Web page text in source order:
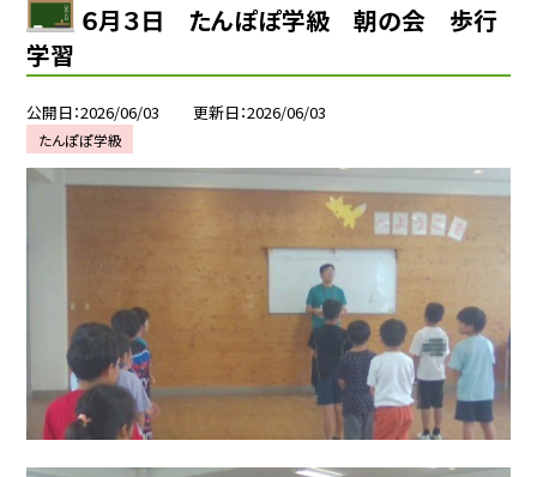
６月３日 たんぽぽ学級 朝の会 歩行
学習
公開日 2026/06/03 更新日 2026/06/03
たんぽぽ学級